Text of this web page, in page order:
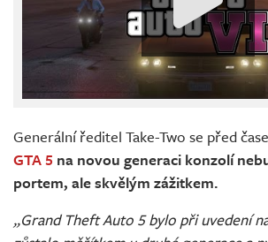
Generální ředitel Take-Two se před
GTA 5 na novou generaci konzolí
portem, ale skvělým zážitkem.
„Grand Theft Auto 5 bylo při uvedení